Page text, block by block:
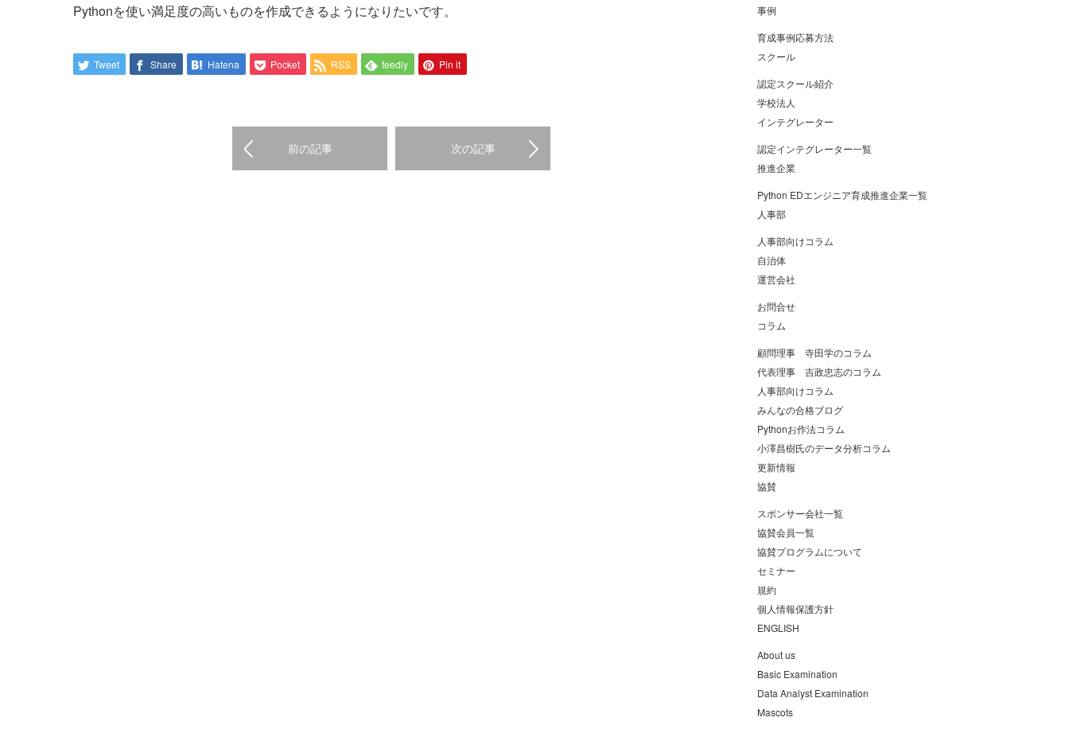
Pythonを使い満足度の高いものを作成できるようになりたいです。
Tweet Share Hatena Pocket RSS feedly Pin it
前の記事 次の記事
事例
育成事例応募方法
スクール
認定スクール紹介
学校法人
インテグレーター
認定インテグレーター一覧
推進企業
Python EDエンジニア育成推進企業一覧
人事部
人事部向けコラム
自治体
運営会社
お問合せ
コラム
顧問理事 寺田学のコラム
代表理事 吉政忠志のコラム
人事部向けコラム
みんなの合格ブログ
Pythonお作法コラム
小澤昌樹氏のデータ分析コラム
更新情報
協賛
スポンサー会社一覧
協賛会員一覧
協賛プログラムについて
セミナー
規約
個人情報保護方針
ENGLISH
About us
Basic Examination
Data Analyst Examination
Mascots